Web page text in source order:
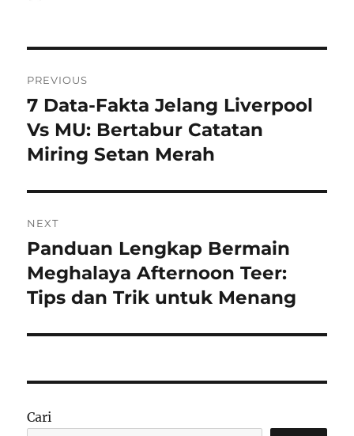
pos
PREVIOUS
Previous
post:
7 Data-Fakta Jelang Liverpool
Vs MU: Bertabur Catatan
Miring Setan Merah
NEXT
Next
post:
Panduan Lengkap Bermain
Meghalaya Afternoon Teer:
Tips dan Trik untuk Menang
Cari